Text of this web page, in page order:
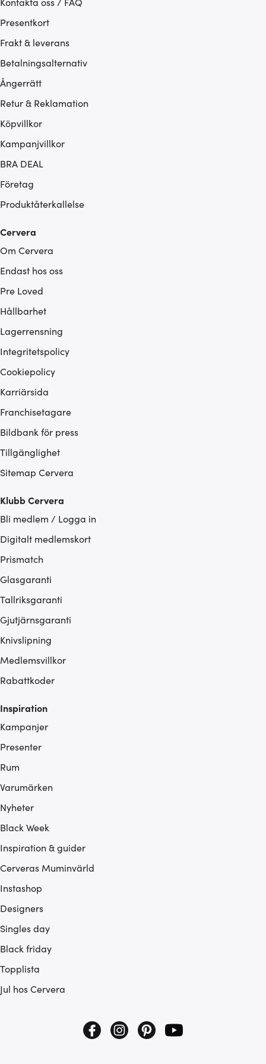
Presentkort
Frakt & leverans
Betalningsalternativ
Ångerrätt
Retur & Reklamation
Köpvillkor
Kampanjvillkor
BRA DEAL
Företag
Produktåterkallelse
Cervera
Om Cervera
Endast hos oss
Pre Loved
Hållbarhet
Lagerrensning
Integritetspolicy
Cookiepolicy
Karriärsida
Franchisetagare
Bildbank för press
Tillgänglighet
Sitemap Cervera
Klubb Cervera
Bli medlem / Logga in
Digitalt medlemskort
Prismatch
Glasgaranti
Tallriksgaranti
Gjutjärnsgaranti
Knivslipning
Medlemsvillkor
Rabattkoder
Inspiration
Kampanjer
Presenter
Rum
Varumärken
Nyheter
Black Week
Inspiration & guider
Cerveras Muminvärld
Instashop
Designers
Singles day
Black friday
Topplista
Jul hos Cervera